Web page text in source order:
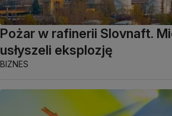
Pożar w rafinerii Slovnaft.
usłyszeli eksplozję
BIZNES